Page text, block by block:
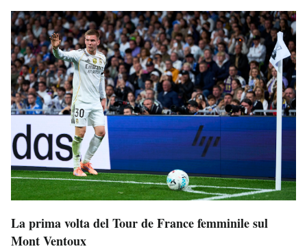
La prima volta del Tour de France femminile sul
Mont Ventoux